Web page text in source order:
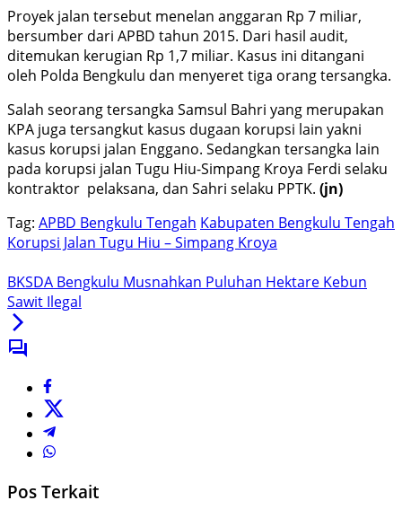
Proyek jalan tersebut menelan anggaran Rp 7 miliar,
bersumber dari APBD tahun 2015. Dari hasil audit,
ditemukan kerugian Rp 1,7 miliar. Kasus ini ditangani
oleh Polda Bengkulu dan menyeret tiga orang tersangka.
Salah seorang tersangka Samsul Bahri yang merupakan
KPA juga tersangkut kasus dugaan korupsi lain yakni
kasus korupsi jalan Enggano. Sedangkan tersangka lain
pada korupsi jalan Tugu Hiu-Simpang Kroya Ferdi selaku
kontraktor pelaksana, dan Sahri selaku PPTK. (jn)
Tag: APBD Bengkulu Tengah Kabupaten Bengkulu Tengah
Korupsi Jalan Tugu Hiu – Simpang Kroya
BKSDA Bengkulu Musnahkan Puluhan Hektare Kebun
Sawit Ilegal
Pos Terkait